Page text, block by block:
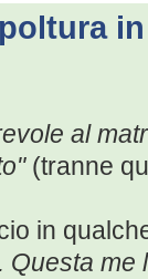
al
(tranne
in
me